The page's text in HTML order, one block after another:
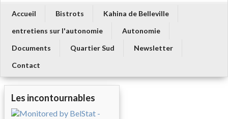
Accueil Bistrots
Kahina de Belleville
entretiens sur l'autonomie
Autonomie
Documents
Quartier Sud
Newsletter
Contact
Les incontournables